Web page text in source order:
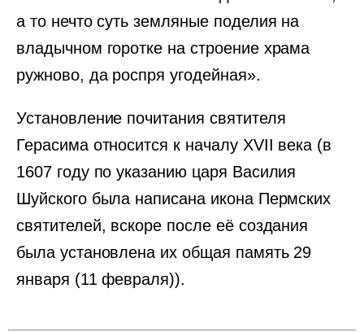
а то нечто суть земляные поделия на
владычном горотке на строение храма
ружново, да роспря угодейная».
Установление почитания святителя
Герасима относится к началу XVII века (в
1607 году по указанию царя Василия
Шуйского была написана икона Пермских
святителей, вскоре после её создания
была установлена их общая память 29
января (11 февраля)).